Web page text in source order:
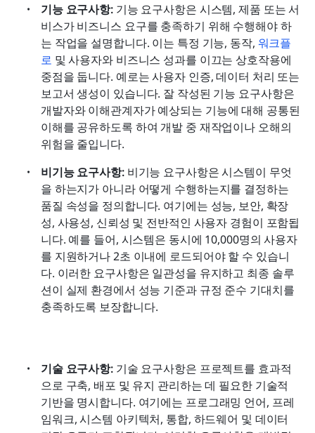
기능 요구사항: 기능 요구사항은 시스템, 제품 또는 서
비스가 비즈니스 요구를 충족하기 위해 수행해야 하
는 작업을 설명합니다. 이는 특정 기능, 동작, 워크플
로 및 사용자와 비즈니스 성과를 이끄는 상호작용에
중점을 둡니다. 예로는 사용자 인증, 데이터 처리 또는
보고서 생성이 있습니다. 잘 작성된 기능 요구사항은
개발자와 이해관계자가 예상되는 기능에 대해 공통된
이해를 공유하도록 하여 개발 중 재작업이나 오해의
위험을 줄입니다.
비기능 요구사항: 비기능 요구사항은 시스템이 무엇
을 하는지가 아니라 어떻게 수행하는지를 결정하는
품질 속성을 정의합니다. 여기에는 성능, 보안, 확장
성, 사용성, 신뢰성 및 전반적인 사용자 경험이 포함됩
니다. 예를 들어, 시스템은 동시에 10,000명의 사용자
를 지원하거나 2초 이내에 로드되어야 할 수 있습니
다. 이러한 요구사항은 일관성을 유지하고 최종 솔루
션이 실제 환경에서 성능 기준과 규정 준수 기대치를
충족하도록 보장합니다.
기술 요구사항: 기술 요구사항은 프로젝트를 효과적
으로 구축, 배포 및 유지 관리하는 데 필요한 기술적
기반을 명시합니다. 여기에는 프로그래밍 언어, 프레
임워크, 시스템 아키텍처, 통합, 하드웨어 및 데이터